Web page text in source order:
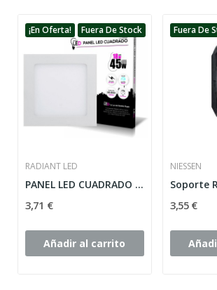
¡En Oferta! Fuera De Stock
RADIANT LED
PANEL LED CUADRADO 18W 6500K LUZ FRÍA 1200LM...
3,71 €
Añadir al carrito
Fuera De
NIESSEN
3,55 €